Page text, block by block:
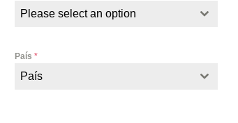
Please select an option
País*
País